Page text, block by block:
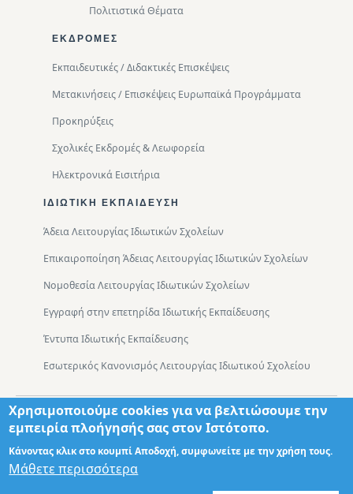
Πολιτιστικά Θέματα
ΕΚΔΡΟΜΈΣ
Εκπαιδευτικές / Διδακτικές Επισκέψεις
Μετακινήσεις / Επισκέψεις Ευρωπαϊκά Προγράμματα
Προκηρύξεις
Σχολικές Εκδρομές & Λεωφορεία
Ηλεκτρονικά Εισιτήρια
ΙΔΙΩΤΙΚΉ ΕΚΠΑΊΔΕΥΣΗ
Άδεια Λειτουργίας Ιδιωτικών Σχολείων
Επικαιροποίηση Άδειας Λειτουργίας Ιδιωτικών Σχολείων
Νομοθεσία Λειτουργίας Ιδιωτικών Σχολείων
Εγγραφή στην επετηρίδα Ιδιωτικής Εκπαίδευσης
Έντυπα Ιδιωτικής Εκπαίδευσης
Εσωτερικός Κανονισμός Λειτουργίας Ιδιωτικού Σχολείου
Footer
Τμήματα Χάρτης Πρόσβασης
Σχεδιασμός: Θωμάς Διονύσης ΤΕ ΠΛΗΡ
Χρησιμοποιούμε cookies για να βελτιώσουμε την
εμπειρία πλοήγησής σας στον Ιστότοπο.
Κάνοντας κλικ στο κουμπί Αποδοχή, συμφωνείτε με την χρήση τους.
Μάθετε περισσότερα